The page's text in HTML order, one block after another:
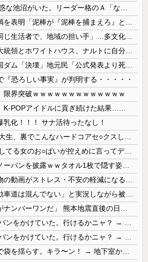
『恐ろしい事実』が判明する・・・・・
限界突破ｗｗｗｗｗｗｗｗｗｗｗｗｗ
K-POPアイドルに貢ぎ続けた結果……
乳化！！！ サナ活待ったなし！
【画像】 隣で居眠りしてる女のお○ぱいが控えめに言ってデカいｗｗｗ